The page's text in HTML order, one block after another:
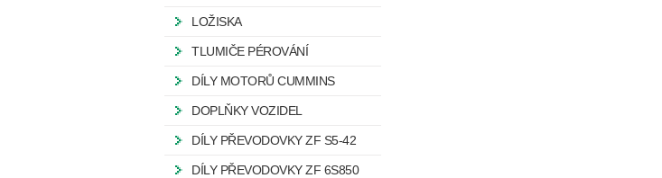
LOŽISKA
TLUMIČE PÉROVÁNÍ
DÍLY MOTORŮ CUMMINS
DOPLŇKY VOZIDEL
DÍLY PŘEVODOVKY ZF S5-42
DÍLY PŘEVODOVKY ZF 6S850